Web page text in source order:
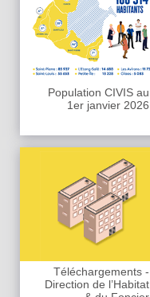
Population CIVIS au
1er janvier 2026
Téléchargements -
Direction de l’Habitat